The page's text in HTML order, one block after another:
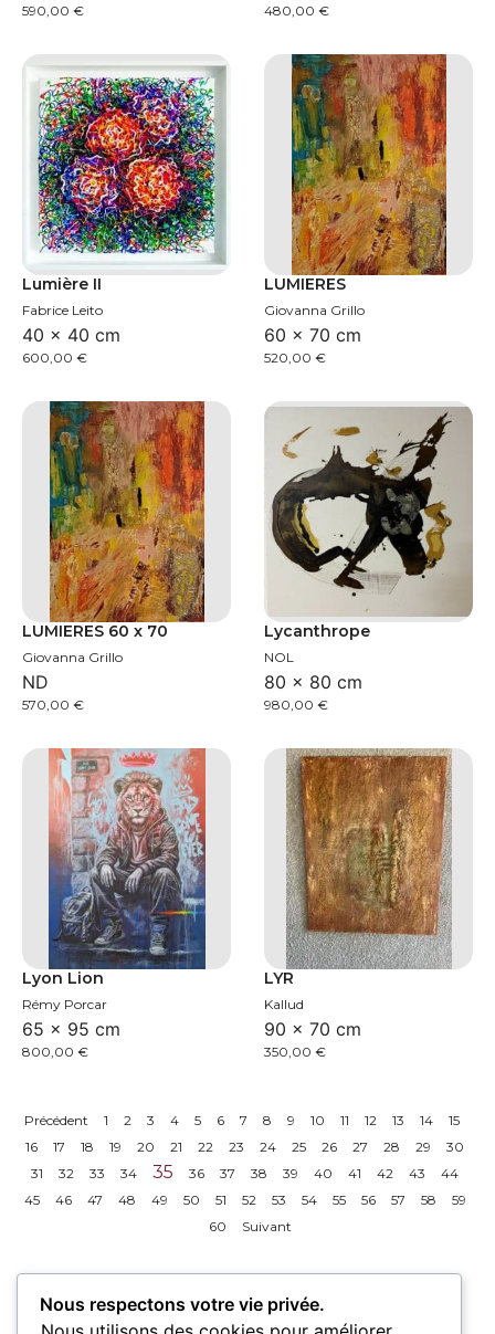
590,00 € 480,00 €
Lumière II
Fabrice Leito
40 × 40 cm
600,00 €
LUMIERES
Giovanna Grillo
60 × 70 cm
520,00 €
LUMIERES 60 x 70
Giovanna Grillo
ND
570,00 €
Lycanthrope
NOL
80 × 80 cm
980,00 €
Lyon Lion
Rémy Porcar
65 × 95 cm
800,00 €
LYR
Kallud
90 × 70 cm
350,00 €
Précédent 1 2 3 4 5 6 7 8 9 10 11 12 13 14
15
16
17 18 19 20 21 22 23 24 25 26 27 28 29
30
31
32 33 34 35 36 37 38 39 40 41 42 43
44
45
46 47 48 49 50 51 52 53 54 55 56 57 58
59
60
Suivant
Nous respectons votre vie privée.